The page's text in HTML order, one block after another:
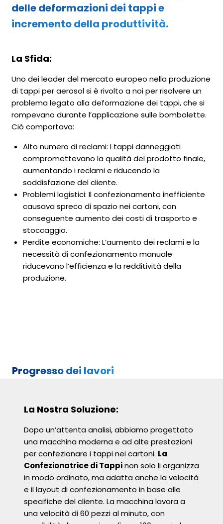
delle deformazioni dei tappi e
incremento della produttività.
La Sfida:
Uno dei leader del mercato europeo nella produzione
di tappi per aerosol si è rivolto a noi per risolvere un
problema legato alla deformazione dei tappi, che si
rompevano durante l’applicazione sulle bombolette.
Ciò comportava:
Alto numero di reclami: I tappi danneggiati
compromettevano la qualità del prodotto finale,
aumentando i reclami e riducendo la
soddisfazione del cliente.
Problemi logistici: Il confezionamento inefficiente
causava spreco di spazio nei cartoni, con
conseguente aumento dei costi di trasporto e
stoccaggio.
Perdite economiche: L’aumento dei reclami e la
necessità di confezionamento manuale
riducevano l’efficienza e la redditività della
produzione.
Progresso dei lavori
La Nostra Soluzione:
Dopo un’attenta analisi, abbiamo progettato
una macchina moderna e ad alte prestazioni
per confezionare i tappi nei cartoni. La
Confezionatrice di Tappinon solo li organizza
in modo ordinato, ma adatta anche la velocità
e il layout di confezionamento in base alle
specifiche del cliente. La macchina lavora a
una velocità di 60 pezzi al minuto, con